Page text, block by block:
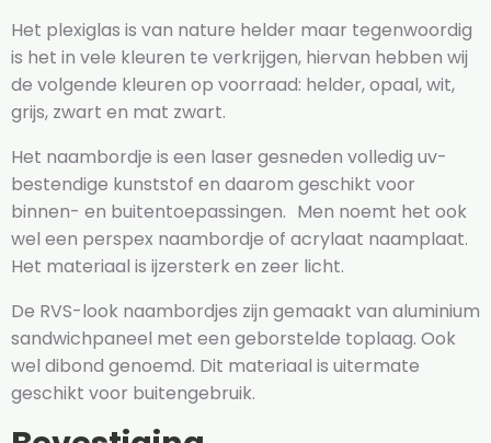
Het plexiglas is van nature helder maar tegenwoordig
is het in vele kleuren te verkrijgen, hiervan hebben wij
de volgende kleuren op voorraad: helder, opaal, wit,
grijs, zwart en mat zwart.
Het naambordje is een laser gesneden volledig uv-
bestendige kunststof en daarom geschikt voor
binnen- en buitentoepassingen. Men noemt het ook
wel een perspex naambordje of acrylaat naamplaat.
Het materiaal is ijzersterk en zeer licht.
De RVS-look naambordjes zijn gemaakt van aluminium
sandwichpaneel met een geborstelde toplaag. Ook
wel dibond genoemd. Dit materiaal is uitermate
geschikt voor buitengebruik.